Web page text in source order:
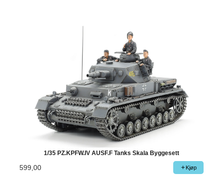
1/35 PZ.KPFW.IV AUSF.F Tanks Skala Byggesett
599,00 Kjøp